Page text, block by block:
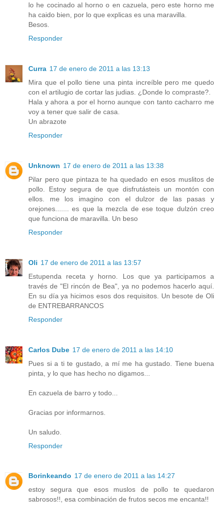
lo he cocinado al horno o en cazuela, pero este horno me
ha caido bien, por lo que explicas es una maravilla.
Besos.
Responder
Curra 17 de enero de 2011 a las 13:13
Mira que el pollo tiene una pinta increíble pero me quedo
con el artilugio de cortar las judias. ¿Donde lo compraste?.
Hala y ahora a por el horno aunque con tanto cacharro me
voy a tener que salir de casa.
Un abrazote
Responder
Unknown 17 de enero de 2011 a las 13:38
Pilar pero que pintaza te ha quedado en esos muslitos de
pollo. Estoy segura de que disfrutásteis un montón con
ellos. me los imagino con el dulzor de las pasas y
orejones....... es que la mezcla de ese toque dulzón creo
que funciona de maravilla. Un beso
Responder
Oli 17 de enero de 2011 a las 13:57
Estupenda receta y horno. Los que ya participamos a
través de "El rincón de Bea", ya no podemos hacerlo aquí.
En su día ya hicimos esos dos requisitos. Un besote de Oli
de ENTREBARRANCOS
Responder
Carlos Dube 17 de enero de 2011 a las 14:10
Pues si a ti te gustado, a mí me ha gustado. Tiene buena
pinta, y lo que has hecho no digamos...
En cazuela de barro y todo...
Gracias por informarnos.
Un saludo.
Responder
Borinkeando 17 de enero de 2011 a las 14:27
estoy segura que esos muslos de pollo te quedaron
sabrosos!!, esa combinación de frutos secos me encanta!!